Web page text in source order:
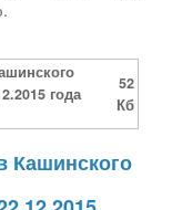
года
52
Кб
Кашинского